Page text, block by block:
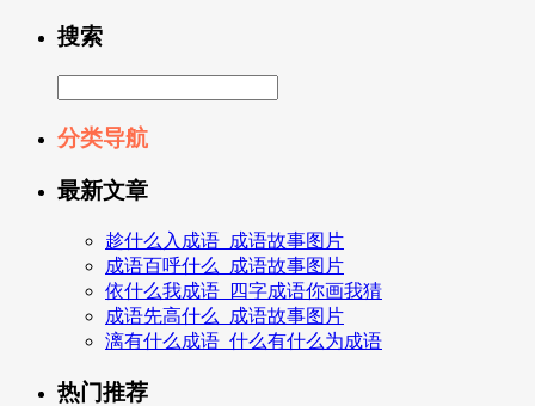
搜索
分类导航
最新文章
趁什么入成语_成语故事图片
成语百呼什么_成语故事图片
依什么我成语_四字成语你画我猜
成语先高什么_成语故事图片
漓有什么成语_什么有什么为成语
热门推荐